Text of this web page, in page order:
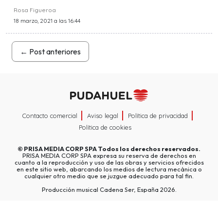
Rosa Figueroa
18 marzo, 2021 a las 16:44
← Post anteriores
Contacto comercial Aviso legal
Política de privacidad
Política de cookies
© PRISA MEDIA CORP SPATodos los derechos reservados.
PRISA MEDIA CORP SPA expresa su reserva de derechos en
cuanto a la reproducción y uso de las obras y servicios ofrecidos
en este sitio web, abarcando los medios de lectura mecánica o
cualquier otro medio que se juzgue adecuado para tal fin.
Producción musical Cadena Ser, España 2026.